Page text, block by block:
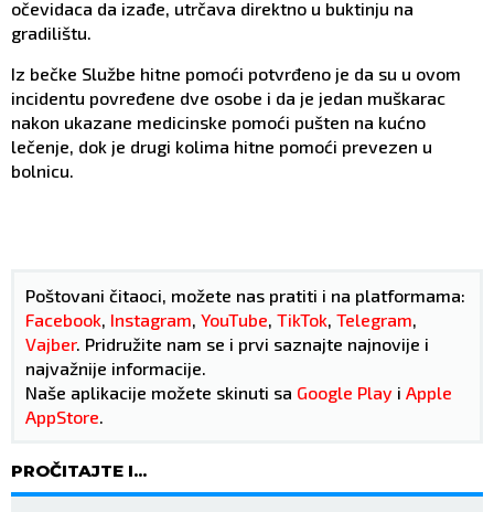
očevidaca da izađe, utrčava direktno u buktinju na
gradilištu.
Iz bečke Službe hitne pomoći potvrđeno je da su u ovom
incidentu povređene dve osobe i da je jedan muškarac
nakon ukazane medicinske pomoći pušten na kućno
lečenje, dok je drugi kolima hitne pomoći prevezen u
bolnicu.
Poštovani čitaoci, možete nas pratiti i na platformama:
Facebook, Instagram, YouTube, TikTok, Telegram,
Vajber. Pridružite nam se i prvi saznajte najnovije i
najvažnije informacije.
Naše aplikacije možete skinuti sa Google Play i Apple
AppStore.
PROČITAJTE I...